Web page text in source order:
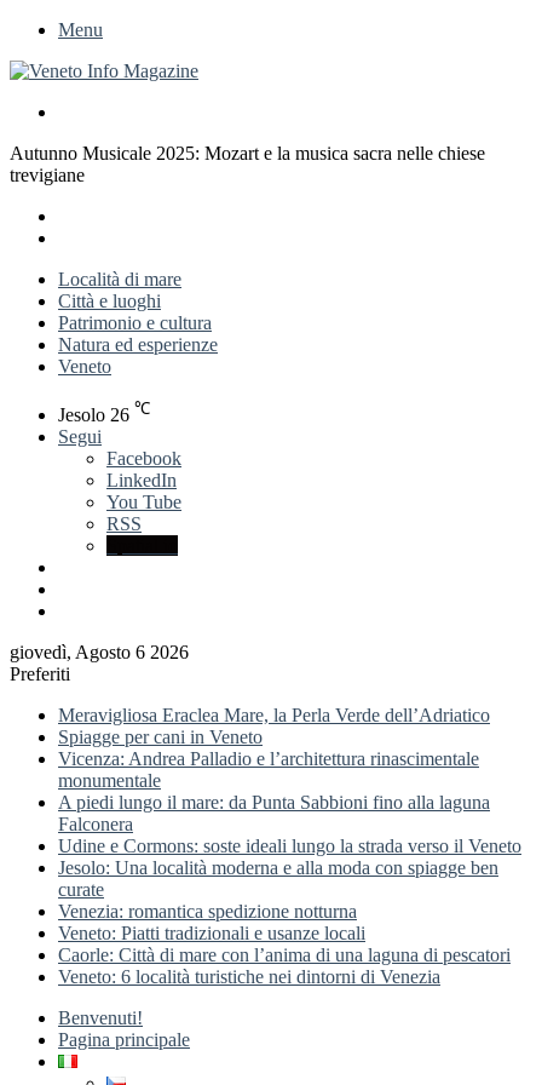
Menu
Autunno Musicale 2025: Mozart e la musica sacra nelle chiese
trevigiane
Località di mare
Città e luoghi
Patrimonio e cultura
Natura ed esperienze
Veneto
Jesolo 26 ℃
Segui
Facebook
LinkedIn
You Tube
RSS
giovedì, Agosto 6 2026
Preferiti
Meravigliosa Eraclea Mare, la Perla Verde dell’Adriatico
Spiagge per cani in Veneto
Vicenza: Andrea Palladio e l’architettura rinascimentale
monumentale
A piedi lungo il mare: da Punta Sabbioni fino alla laguna
Falconera
Udine e Cormons: soste ideali lungo la strada verso il Veneto
Jesolo: Una località moderna e alla moda con spiagge ben
curate
Venezia: romantica spedizione notturna
Veneto: Piatti tradizionali e usanze locali
Caorle: Città di mare con l’anima di una laguna di pescatori
Veneto: 6 località turistiche nei dintorni di Venezia
Benvenuti!
Pagina principale